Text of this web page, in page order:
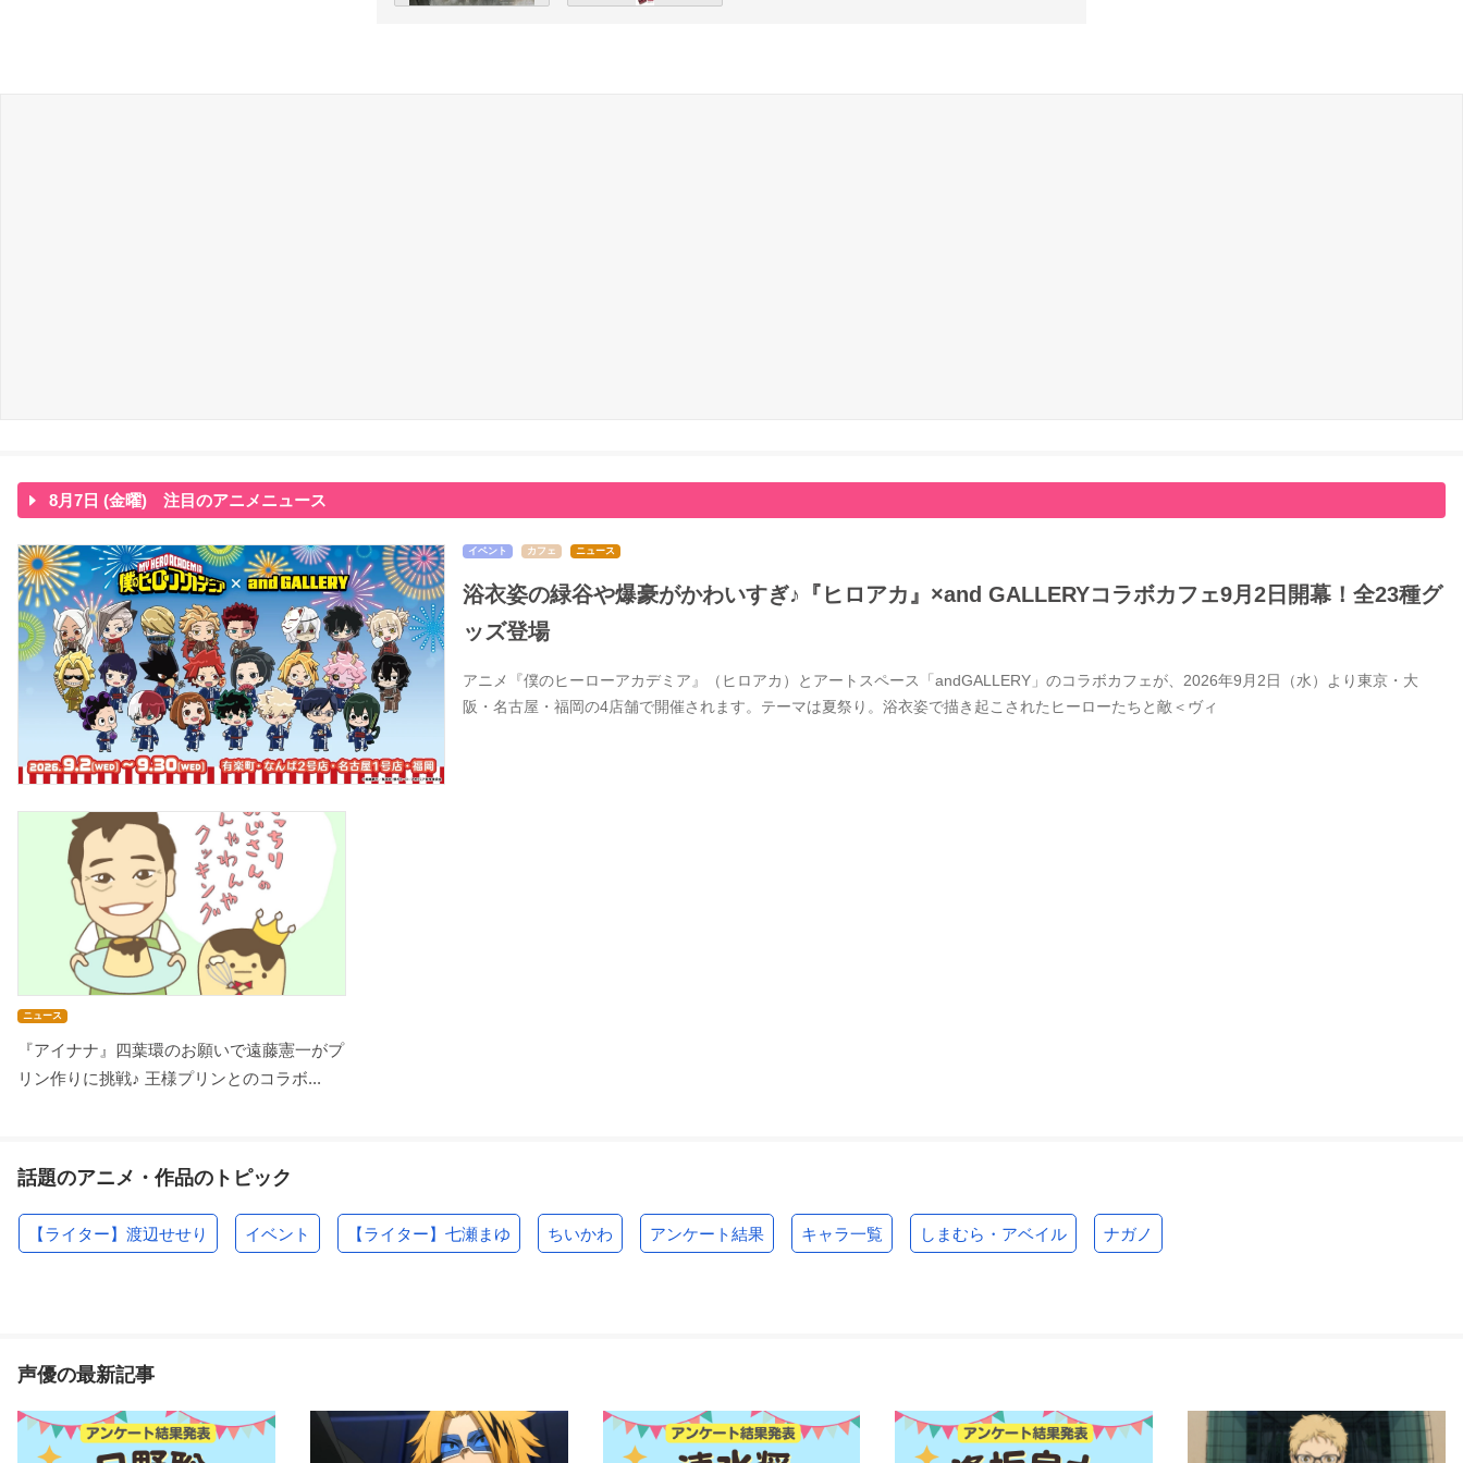
8月7日 (金曜) 注目のアニメニュース
イベント カフェ ニュース
浴衣姿の緑谷や爆豪がかわいすぎ♪『ヒロアカ』×and GALLERYコラボカフェ9月2日開幕！全23種グ
ッズ登場
アニメ『僕のヒーローアカデミア』（ヒロアカ）とアートスペース「andGALLERY」のコラボカフェが、2026年9月2日（水）より東京・大
阪・名古屋・福岡の4店舗で開催されます。テーマは夏祭り。浴衣姿で描き起こされたヒーローたちと敵＜ヴィ
ニュース
『アイナナ』四葉環のお願いで遠藤憲一がプ
リン作りに挑戦♪ 王様プリンとのコラボ...
話題のアニメ・作品のトピック
【ライター】渡辺せせり イベント 【ライター】七瀬まゆ ちいかわ アンケート結果 キャラ一覧 しまむら・アベイル ナガノ
声優の最新記事